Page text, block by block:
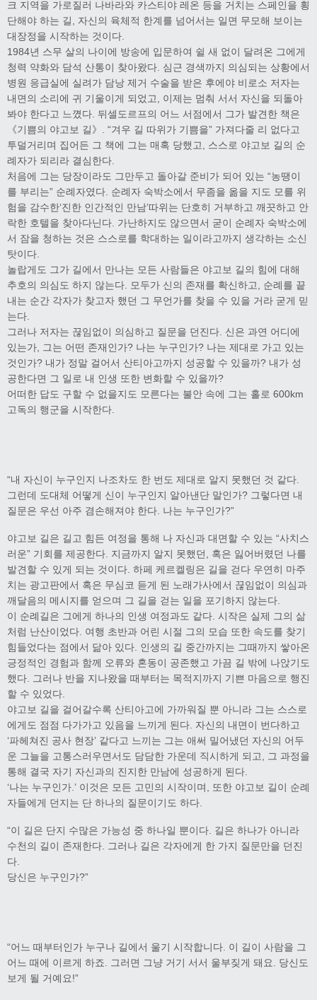
크 지역을 가로질러 나바라와 카스티야 레온 등을 거치는 스페인을 횡
단해야 하는 길, 자신의 육체적 한계를 넘어서는 일면 무모해 보이는
대장정을 시작하는 것이다.
1984년 스무 살의 나이에 방송에 입문하여 쉴 새 없이 달려온 그에게
청력 약화와 담석 산통이 찾아왔다. 심근 경색까지 의심되는 상황에서
병원 응급실에 실려가 담낭 제거 수술을 받은 후에야 비로소 저자는
내면의 소리에 귀 기울이게 되었고, 이제는 멈춰 서서 자신을 되돌아
봐야 한다고 느꼈다. 뒤셀도르프의 어느 서점에서 그가 발견한 책은
《기쁨의 야고보 길》. “겨우 길 따위가 기쁨을” 가져다줄 리 없다고
투덜거리며 집어든 그 책에 그는 매혹 당했고, 스스로 야고보 길의 순
례자가 되리라 결심한다.
처음에 그는 당장이라도 그만두고 돌아갈 준비가 되어 있는 “농땡이
를 부리는” 순례자였다. 순례자 숙박소에서 무좀을 옮을 지도 모를 위
험을 감수한‘진한 인간적인 만남’따위는 단호히 거부하고 깨끗하고 안
락한 호텔을 찾아다닌다. 가난하지도 않으면서 굳이 순례자 숙박소에
서 잠을 청하는 것은 스스로를 학대하는 일이라고까지 생각하는 소신
탓이다.
놀랍게도 그가 길에서 만나는 모든 사람들은 야고보 길의 힘에 대해
추호의 의심도 하지 않는다. 모두가 신의 존재를 확신하고, 순례를 끝
내는 순간 각자가 찾고자 했던 그 무언가를 찾을 수 있을 거라 굳게 믿
는다.
그러나 저자는 끊임없이 의심하고 질문을 던진다. 신은 과연 어디에
있는가, 그는 어떤 존재인가? 나는 누구인가? 나는 제대로 가고 있는
것인가? 내가 정말 걸어서 산티아고까지 성공할 수 있을까? 내가 성
공한다면 그 일로 내 인생 또한 변화할 수 있을까?
어떠한 답도 구할 수 없을지도 모른다는 불안 속에 그는 홀로 600km
고독의 행군을 시작한다.
“내 자신이 누구인지 나조차도 한 번도 제대로 알지 못했던 것 같다.
그런데 도대체 어떻게 신이 누구인지 알아낸단 말인가? 그렇다면 내
질문은 우선 아주 겸손해져야 한다. 나는 누구인가?”
야고보 길은 길고 힘든 여정을 통해 나 자신과 대면할 수 있는 “사치스
러운” 기회를 제공한다. 지금까지 알지 못했던, 혹은 잃어버렸던 나를
발견할 수 있게 되는 것이다. 하페 케르켈링은 길을 걷다 우연히 마주
치는 광고판에서 혹은 무심코 듣게 된 노래가사에서 끊임없이 의심과
깨달음의 메시지를 얻으며 그 길을 걷는 일을 포기하지 않는다.
이 순례길은 그에게 하나의 인생 여정과도 같다. 시작은 실제 그의 삶
처럼 난산이었다. 여행 초반과 어린 시절 그의 모습 또한 속도를 찾기
힘들었다는 점에서 닮아 있다. 인생의 길 중간까지는 그때까지 쌓아온
긍정적인 경험과 함께 오류와 혼동이 공존했고 가끔 길 밖에 나앉기도
했다. 그러나 반을 지나왔을 때부터는 목적지까지 기쁜 마음으로 행진
할 수 있었다.
야고보 길을 걸어갈수록 산티아고에 가까워질 뿐 아니라 그는 스스로
에게도 점점 다가가고 있음을 느끼게 된다. 자신의 내면이 번다하고
‘파헤쳐진 공사 현장’ 같다고 느끼는 그는 애써 밀어냈던 자신의 어두
운 그늘을 고통스러우면서도 담담한 가운데 직시하게 되고, 그 과정을
통해 결국 자기 자신과의 진지한 만남에 성공하게 된다.
‘나는 누구인가.’ 이것은 모든 고민의 시작이며, 또한 야고보 길이 순례
자들에게 던지는 단 하나의 질문이기도 하다.
“이 길은 단지 수많은 가능성 중 하나일 뿐이다. 길은 하나가 아니라
수천의 길이 존재한다. 그러나 길은 각자에게 한 가지 질문만을 던진
다.
당신은 누구인가?”
“어느 때부터인가 누구나 길에서 울기 시작합니다. 이 길이 사람을 그
어느 때에 이르게 하죠. 그러면 그냥 거기 서서 울부짖게 돼요. 당신도
보게 될 거예요!”